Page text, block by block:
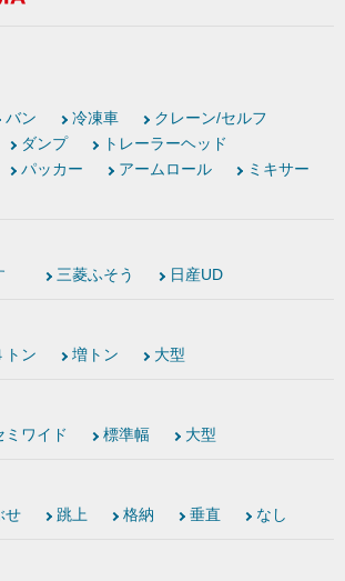
バン 冷凍車
クレーン/セルフ
ダンプ
トレーラーヘッド
パッカー アームロール
ミキサー
三菱ふそう 日産UD
トン 増トン 大型
ミワイド 標準幅 大型
せ 跳上 格納 垂直 なし